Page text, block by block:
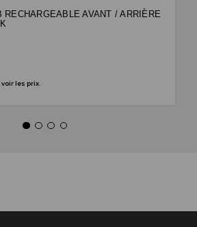
RECHARGEABLE AVANT / ARRIÈRE
les prix.